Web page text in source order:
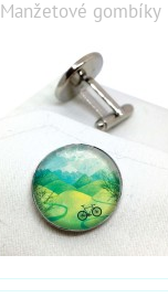
Manžetové gombíky